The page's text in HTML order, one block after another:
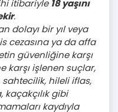
itibariyle 18 yaşını
.
dolayı bir yıl veya
cezasına ya da affa
güvenliğine karşı
karşı işlenen suçlar,
sahtecilik, hileli iflas,
kaçakçılık gibi
kaydıyla